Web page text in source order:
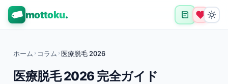
mottoku.
ホーム › コラム › 医療脱毛 2026
医療脱毛 2026 完全ガイド